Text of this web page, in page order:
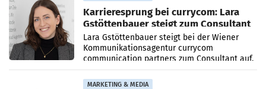
Karrieresprung bei currycom: Lara
Gstöttenbauer steigt zum Consultant
auf
Lara Gstöttenbauer steigt bei der Wiener
Kommunikationsagentur currycom
communication partners zum Consultant auf.
Die 27-jährige Beraterin betreut Kundinnen
und Kunden in den Bereichen
MARKETING & MEDIA